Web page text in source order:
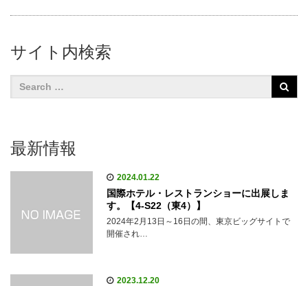
サイト内検索
最新情報
2024.01.22
国際ホテル・レストランショーに出展しま
す。【4-S22（東4）】
2024年2月13日～16日の間、東京ビッグサイトで
開催され…
2023.12.20